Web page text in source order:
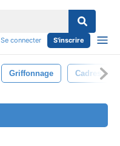
Se connecter S'inscrire
Griffonnage Cadres